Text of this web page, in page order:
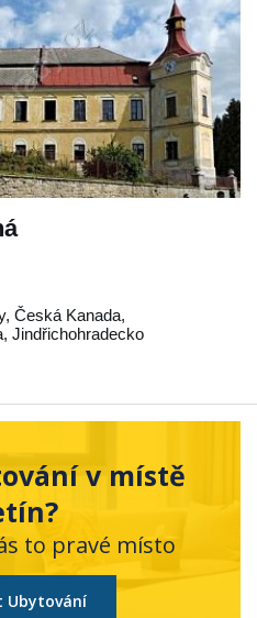
, Česká Kanada,
, Jindřichohradecko
v místě
to pravé místo
Ubytování